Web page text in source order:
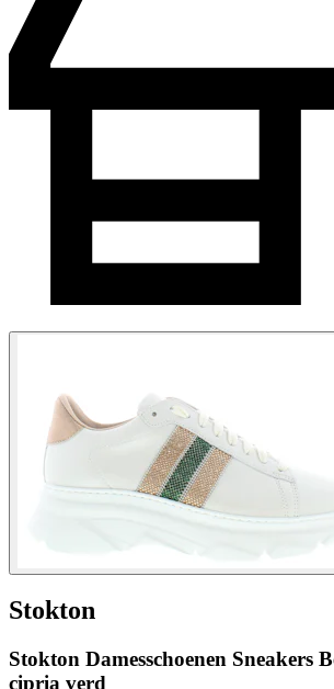
Stokton
Stokton Damesschoenen Sneakers
cipria verd